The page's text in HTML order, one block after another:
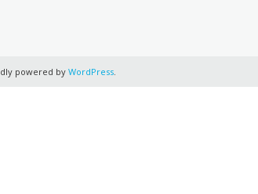
powered byWordPress.